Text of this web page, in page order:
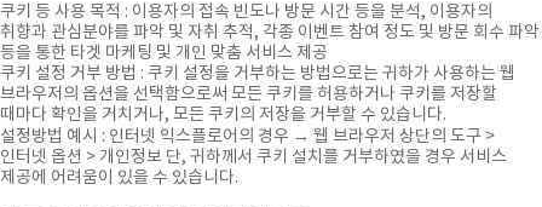
쿠키 등 사용 목적 : 이용자의 접속 빈도나 방문 시간 등을 분석, 이용자의
취향과 관심분야를 파악 및 자취 추적, 각종 이벤트 참여 정도 및 방문 회수 파악
등을 통한 타겟 마케팅 및 개인 맞춤 서비스 제공
쿠키 설정 거부 방법 : 쿠키 설정을 거부하는 방법으로는 귀하가 사용하는 웹
브라우저의 옵션을 선택함으로써 모든 쿠키를 허용하거나 쿠키를 저장할
때마다 확인을 거치거나, 모든 쿠키의 저장을 거부할 수 있습니다.
설정방법 예시 : 인터넷 익스플로어의 경우 → 웹 브라우저 상단의 도구 >
인터넷 옵션 > 개인정보 단, 귀하께서 쿠키 설치를 거부하였을 경우 서비스
제공에 어려움이 있을 수 있습니다.